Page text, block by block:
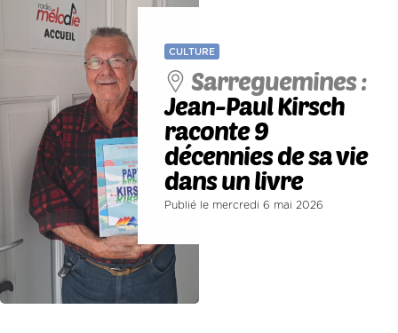
CULTURE
Sarreguemines :
Jean-Paul Kirsch
raconte 9
décennies de sa vie
dans un livre
Publié le mercredi 6 mai 2026